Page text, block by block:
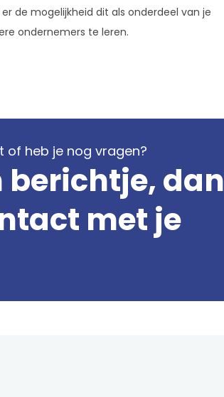
de mogelijkheid dit als onderdeel van je
ondernemers te leren.
of heb je nog vragen?
berichtje, dan
met je